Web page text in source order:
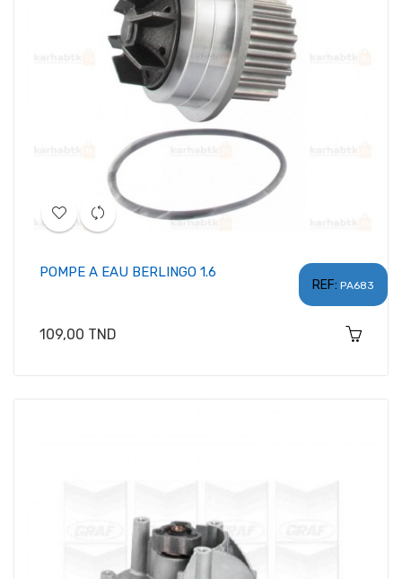
REF: PA683
POMPE A EAU BERLINGO 1.6
Prix
109,00 TND